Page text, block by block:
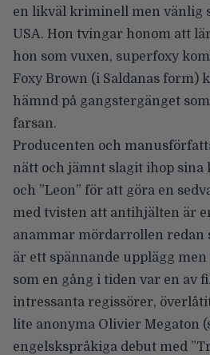
en likväl kriminell men vänlig
USA. Hon tvingar honom att
hon som vuxen, superfoxy
Foxy Brown (i Saldanas form)
hämnd på gangstergänget
farsan.
Producenten och
nätt och jämnt slagit ihop
och ”Leon” för att göra en
med tvisten att antihjälten är
anammar mördarrollen redan
är ett spännande upplägg
som en gång i tiden var en av
intressanta regissörer,
lite anonyma Olivier Megaton
engelskspråkiga debut med